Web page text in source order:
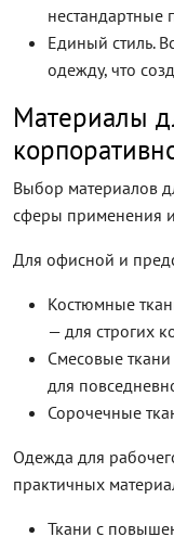
нестандартные
Единый стиль.
одежду, что
Материалы
Выбор материалов
сферы применения и
Для офисной и
Костюмные
— для строгих
Смесовые
для
Сорочечные
Одежда для
практичных
Ткани с